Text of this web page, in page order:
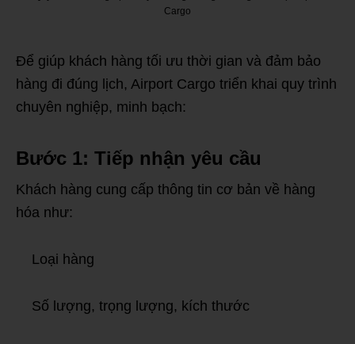
Cargo
Để giúp khách hàng tối ưu thời gian và đảm bảo
hàng đi đúng lịch, Airport Cargo triển khai quy trình
chuyên nghiệp, minh bạch:
Bước 1: Tiếp nhận yêu cầu
Khách hàng cung cấp thông tin cơ bản về hàng
hóa như:
Loại hàng
Số lượng, trọng lượng, kích thước